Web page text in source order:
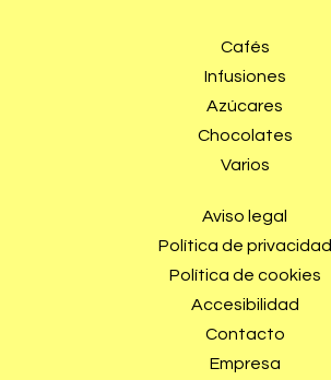
Cafés
Infusiones
Azúcares
Chocolates
Varios
Aviso legal
Política de privacidad
Política de cookies
Accesibilidad
Contacto
Empresa